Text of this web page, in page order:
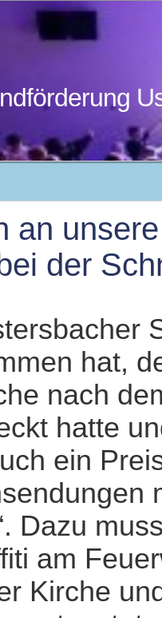
an
der
hat,
nach
hatte
ein
Dazu
am
Kirche